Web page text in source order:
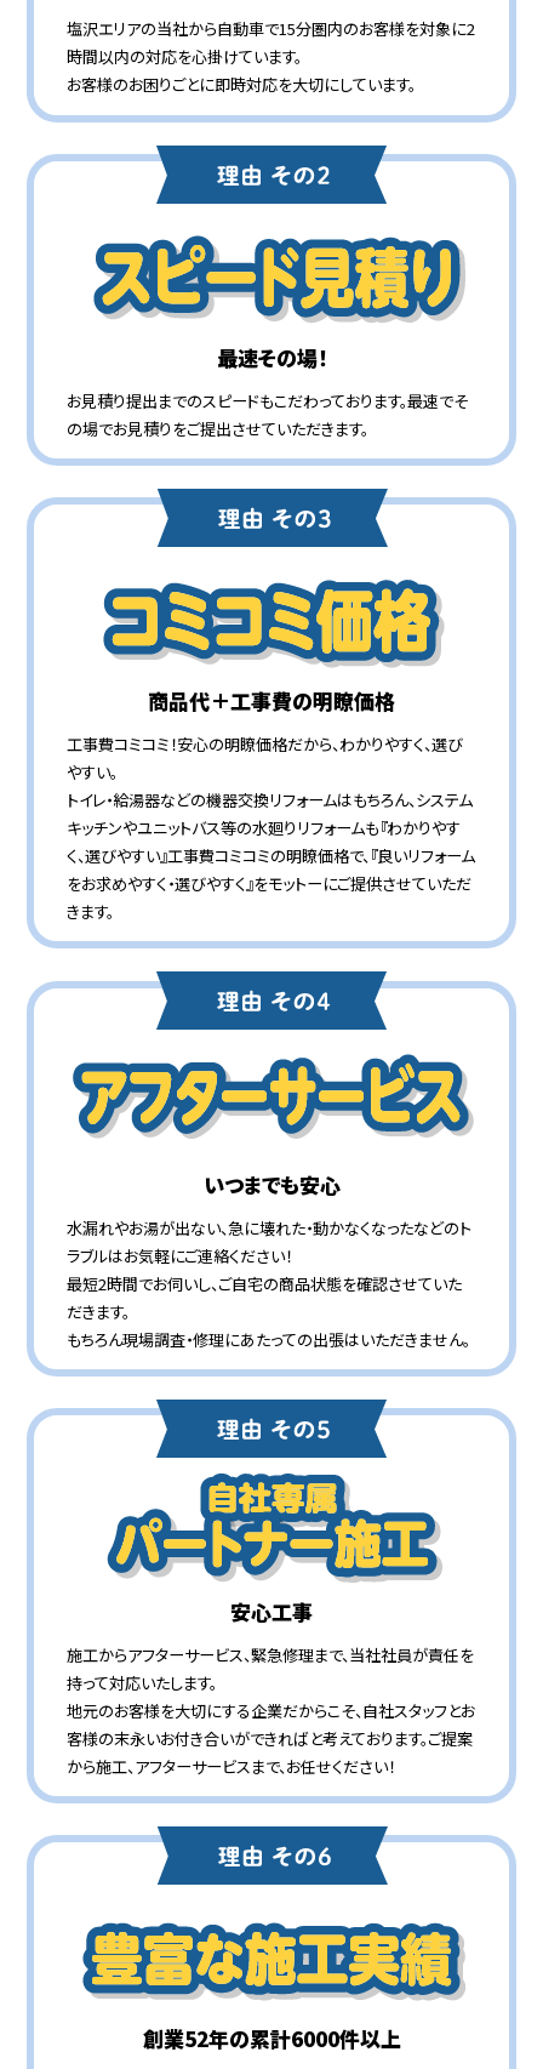
塩沢エリアの当社から自動車で15分圏内のお客様を対象に2
時間以内の対応を心掛けています。
お客様のお困りごとに即時対応を大切にしています。
最速その場！
お見積り提出までのスピードもこだわっております。最速でそ
の場でお見積りをご提出させていただきます。
商品代＋工事費の明瞭価格
工事費コミコミ！安心の明瞭価格だから、わかりやすく、選び
やすい。
トイレ・給湯器などの機器交換リフォームはもちろん、システム
キッチンやユニットバス等の水廻りリフォームも『わかりやす
く、選びやすい』工事費コミコミの明瞭価格で、『良いリフォーム
をお求めやすく・選びやすく』をモットーにご提供させていただ
きます。
いつまでも安心
水漏れやお湯が出ない、急に壊れた・動かなくなったなどのト
ラブルはお気軽にご連絡ください！
最短2時間でお伺いし、ご自宅の商品状態を確認させていた
だきます。
もちろん現場調査・修理にあたっての出張はいただきません。
安心工事
施工からアフターサービス、緊急修理まで、当社社員が責任を
持って対応いたします。
地元のお客様を大切にする企業だからこそ、自社スタッフとお
客様の末永いお付き合いができればと考えております。ご提案
から施工、アフターサービスまで、お任せください！
創業52年の累計6000件以上